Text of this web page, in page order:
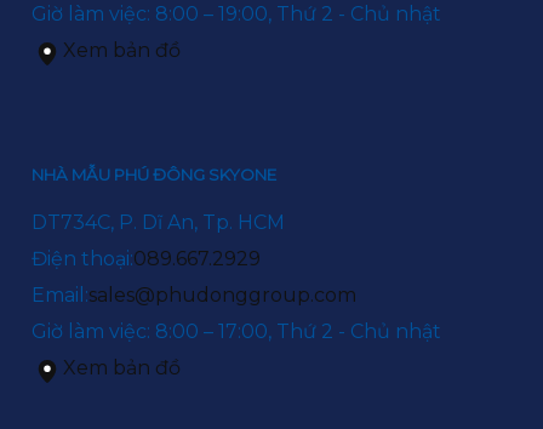
Giờ làm việc: 8:00 – 19:00, Thứ 2 - Chủ nhật
Xem bản đồ
NHÀ MẪU PHÚ ĐÔNG SKYONE
DT734C, P. Dĩ An, Tp. HCM
Điện thoại:089.667.2929
Email:sales@phudonggroup.com
Giờ làm việc: 8:00 – 17:00, Thứ 2 - Chủ nhật
Xem bản đồ